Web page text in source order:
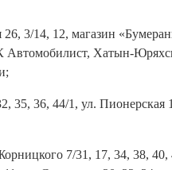
26, 3/14, 12, магазин
Хатын-
35, 36, 44/1, ул.
7/31, 17, 34, 38,